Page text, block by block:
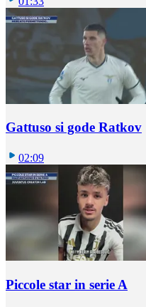
Gattuso si gode Ratkov
02:09
Piccole star in serie A